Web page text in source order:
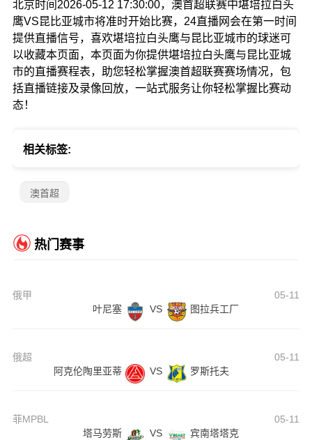
北京时间2026-05-12 17:30:00，澳首超联赛中堪培拉白头
鹰VS昆比亚城市将准时开始比赛，24直播网会在第一时间
提供直播信号，喜欢堪培拉白头鹰与昆比亚城市的球迷可
以收藏本页面，本页面为你提供堪培拉白头鹰与昆比亚城
市的直播赛程表，助您轻松掌握澳首超联赛赛场情况，包
括直播链接及录像回放，一站式服务让你轻松掌握比赛动
态！
相关标签:
澳首超
热门赛事
俄甲
05-11
叶尼塞
VS 图拉兵工厂
俄超
05-11
阿克伦陶里亚蒂
VS 罗斯托夫
菲MPBL
05-11
塔马劳斯
VS 宾南塔塔克